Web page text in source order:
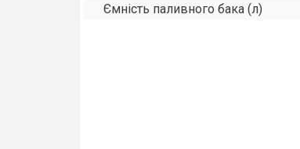
Ємність паливного бака (л)